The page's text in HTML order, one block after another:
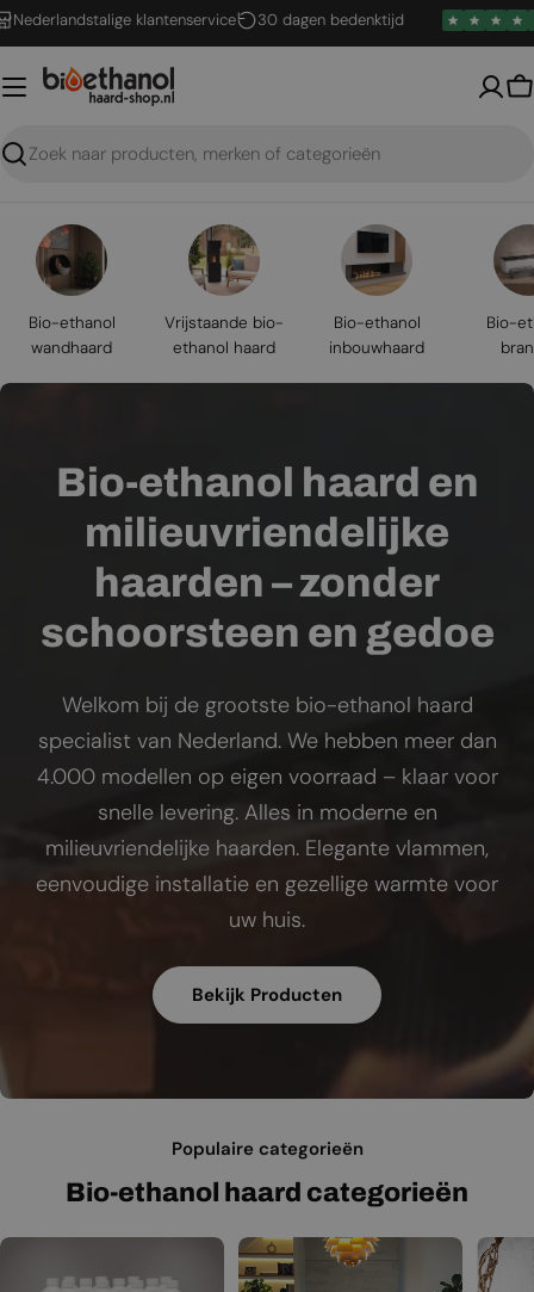
Ga
naar
inhoud
klantenservice 30 dagen bedenktijd 4,6 /
Zoeken
Bio-ethanol
wandhaard
Vrijstaande bio-
ethanol haard
Bio-ethanol
inbouwhaard
Bio-
Bio-ethanol haard en
milieuvriendelijke
haarden – zonder
schoorsteen en gedoe
Welkom bij de grootste bio-ethanol haard
specialist van Nederland. We hebben meer dan
4.000 modellen op eigen voorraad – klaar voor
snelle levering. Alles in moderne en
milieuvriendelijke haarden. Elegante vlammen,
eenvoudige installatie en gezellige warmte voor
uw huis.
Bekijk Producten
Populaire categorieën
Bio-ethanol haard categorieën